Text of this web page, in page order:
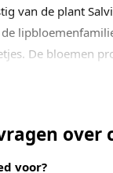
van de plant
De bloemen
u uitsluitendover
voor?